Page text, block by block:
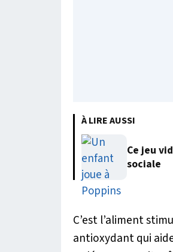
À LIRE AUSSI
Ce jeu
sociale
C’est l’aliment
antioxydant qui